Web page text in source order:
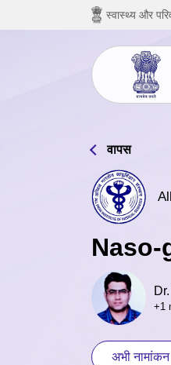
छोड़ कर मुख्य सामग्री पर जाएं
स्वास्थ्य और
वापस
+1
अभी